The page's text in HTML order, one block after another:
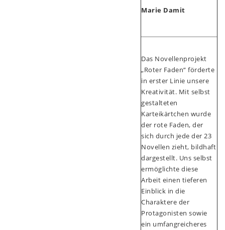
Marie Damit
Das Novellenprojekt
„Roter Faden“ förderte
in erster Linie unsere
Kreativität. Mit selbst
gestalteten
Karteikärtchen wurde
der rote Faden, der
sich durch jede der 23
Novellen zieht, bildhaft
dargestellt. Uns selbst
ermöglichte diese
Arbeit einen tieferen
Einblick in die
Charaktere der
Protagonisten sowie
ein umfangreicheres